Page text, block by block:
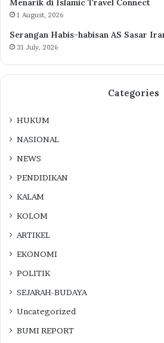
Menarik di Islamic Travel Connect
1 August, 2026
Serangan Habis-habisan AS Sasar
31 July, 2026
Categories
HUKUM
NASIONAL
NEWS
PENDIDIKAN
KALAM
KOLOM
ARTIKEL
EKONOMI
POLITIK
SEJARAH-BUDAYA
Uncategorized
BUMI REPORT